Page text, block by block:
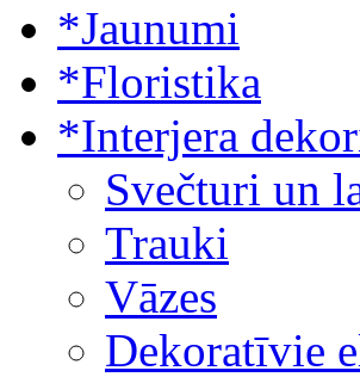
*Jaunumi
*Floristika
*Interjera
Svečturi un
Trauki
Vāzes
Dekoratīvie